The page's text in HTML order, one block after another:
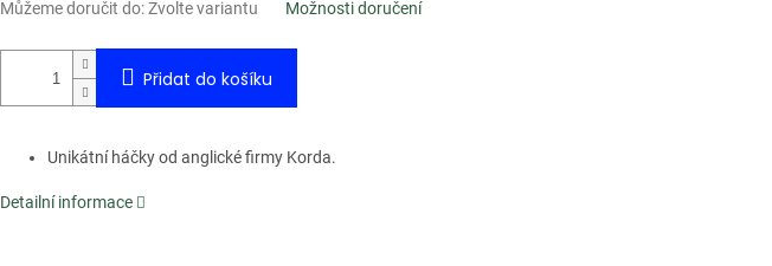
Můžeme doručit do:Zvolte variantu Možnosti doručení
Přidat do košíku
Unikátní háčky od anglické firmy Korda.
Detailní informace